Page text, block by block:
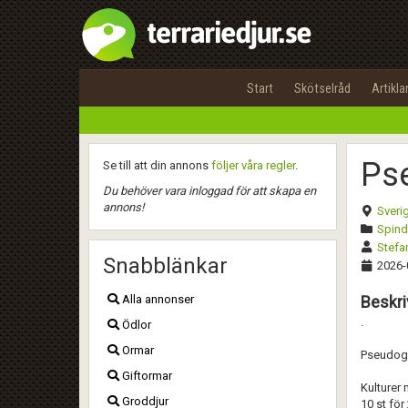
Start Skötselråd Artiklar
Se till att din annons följer våra regler.
Du behöver vara inloggad för att skapa en
annons!
Snabblänkar
Alla annonser
Ödlor
Ormar
Giftormar
Groddjur
.
Kulturer
10 st för